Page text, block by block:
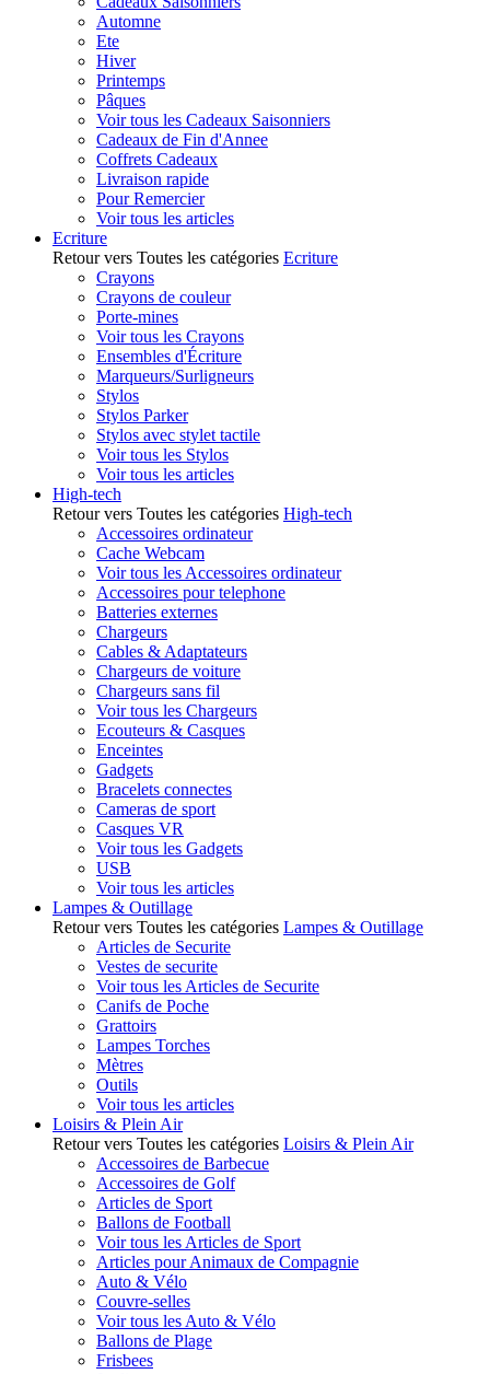
Automne
Ete
Hiver
Printemps
Pâques
Voir tous les Cadeaux Saisonniers
Cadeaux de Fin d'Annee
Coffrets Cadeaux
Livraison rapide
Pour Remercier
Voir tous les articles
Ecriture
Retour vers Toutes les catégories Ecriture
Crayons
Crayons de couleur
Porte-mines
Voir tous les Crayons
Ensembles d'Écriture
Marqueurs/Surligneurs
Stylos
Stylos Parker
Stylos avec stylet tactile
Voir tous les Stylos
Voir tous les articles
High-tech
Retour vers Toutes les catégories High-tech
Accessoires ordinateur
Cache Webcam
Voir tous les Accessoires ordinateur
Accessoires pour telephone
Batteries externes
Chargeurs
Cables & Adaptateurs
Chargeurs de voiture
Chargeurs sans fil
Voir tous les Chargeurs
Ecouteurs & Casques
Enceintes
Gadgets
Bracelets connectes
Cameras de sport
Casques VR
Voir tous les Gadgets
USB
Voir tous les articles
Lampes & Outillage
Retour vers Toutes les catégories Lampes & Outillage
Articles de Securite
Vestes de securite
Voir tous les Articles de Securite
Canifs de Poche
Grattoirs
Lampes Torches
Mètres
Outils
Voir tous les articles
Loisirs & Plein Air
Retour vers Toutes les catégories Loisirs & Plein Air
Accessoires de Barbecue
Accessoires de Golf
Articles de Sport
Ballons de Football
Voir tous les Articles de Sport
Articles pour Animaux de Compagnie
Auto & Vélo
Couvre-selles
Voir tous les Auto & Vélo
Ballons de Plage
Frisbees